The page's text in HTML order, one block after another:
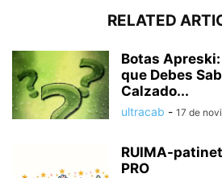
RELATED
Botas
que Debes
Calzado...
ultracab - 17 de
RUIMA-
PRO